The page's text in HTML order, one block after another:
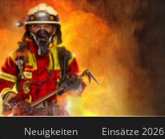
Neuigkeiten Einsätze 2026